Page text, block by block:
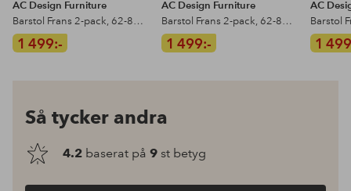
AC Design Furniture
Barstol Frans 2-pack, 62-82 cm
1 499:-
AC Design Furniture
Barstol Frans 2-pack, 62-82 cm
1 499:-
AC
1
Så tycker andra
4.2 baserat på 9 st betyg